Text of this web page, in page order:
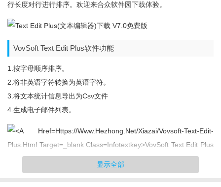
行长度对行进行排序。欢迎来合众软件园下载体验。
VovSoft Text Edit Plus软件功能
1.按字母顺序排序。
2.将非英语字符转换为英语字符。
3.将文本统计信息导出为csv文件
4.生成电子邮件列表。
显示全部